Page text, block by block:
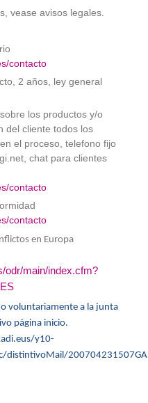
vease avisos legales.
contacto
2 años, ley general
los productos y/o
del cliente todos los
el proceso, telefono fijo
chat para clientes
contacto
contacto
en Europa
odr/main/index.cfm?
voluntariamente a la junta
página inicio.
y10-
distintivoMail/